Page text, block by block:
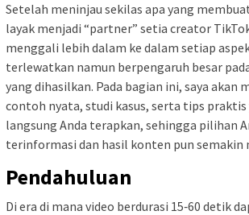
Setelah meninjau sekilas apa yang
layak menjadi “partner” setia creator
menggali lebih dalam ke dalam setiap
terlewatkan namun berpengaruh besar
yang dihasilkan. Pada bagian ini, saya akan
contoh nyata, studi kasus, serta tips praktis
langsung Anda terapkan, sehingga pilihan
terinformasi dan hasil konten pun semakin
Pendahuluan
Di era di mana video berdurasi 15‑60 detik